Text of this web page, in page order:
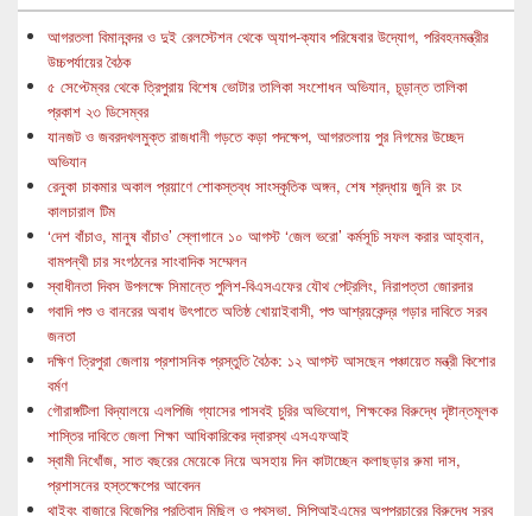
আগরতলা বিমানবন্দর ও দুই রেলস্টেশন থেকে অ্যাপ-ক্যাব পরিষেবার উদ্যোগ, পরিবহনমন্ত্রীর
উচ্চপর্যায়ের বৈঠক
৫ সেপ্টেম্বর থেকে ত্রিপুরায় বিশেষ ভোটার তালিকা সংশোধন অভিযান, চূড়ান্ত তালিকা
প্রকাশ ২৩ ডিসেম্বর
যানজট ও জবরদখলমুক্ত রাজধানী গড়তে কড়া পদক্ষেপ, আগরতলায় পুর নিগমের উচ্ছেদ
অভিযান
রেনুকা চাকমার অকাল প্রয়াণে শোকস্তব্ধ সাংস্কৃতিক অঙ্গন, শেষ শ্রদ্ধায় জুনি রং ঢং
কালচারাল টিম
‘দেশ বাঁচাও, মানুষ বাঁচাও’ স্লোগানে ১০ আগস্ট ‘জেল ভরো’ কর্মসূচি সফল করার আহ্বান,
বামপন্থী চার সংগঠনের সাংবাদিক সম্মেলন
স্বাধীনতা দিবস উপলক্ষে সিমান্তে পুলিশ-বিএসএফের যৌথ পেট্রলিং, নিরাপত্তা জোরদার
গবাদি পশু ও বানরের অবাধ উৎপাতে অতিষ্ঠ খোয়াইবাসী, পশু আশ্রয়কেন্দ্র গড়ার দাবিতে সরব
জনতা
দক্ষিণ ত্রিপুরা জেলায় প্রশাসনিক প্রস্তুতি বৈঠক: ১২ আগস্ট আসছেন পঞ্চায়েত মন্ত্রী কিশোর
বর্মণ
গৌরাঙ্গটিলা বিদ্যালয়ে এলপিজি গ্যাসের পাসবই চুরির অভিযোগ, শিক্ষকের বিরুদ্ধে দৃষ্টান্তমূলক
শাস্তির দাবিতে জেলা শিক্ষা আধিকারিকের দ্বারস্থ এসএফআই
স্বামী নিখোঁজ, সাত বছরের মেয়েকে নিয়ে অসহায় দিন কাটাচ্ছেন কলাছড়ার রুমা দাস,
প্রশাসনের হস্তক্ষেপের আবেদন
থাইবুং বাজারে বিজেপির প্রতিবাদ মিছিল ও পথসভা, সিপিআইএমের অপপ্রচারের বিরুদ্ধে সরব